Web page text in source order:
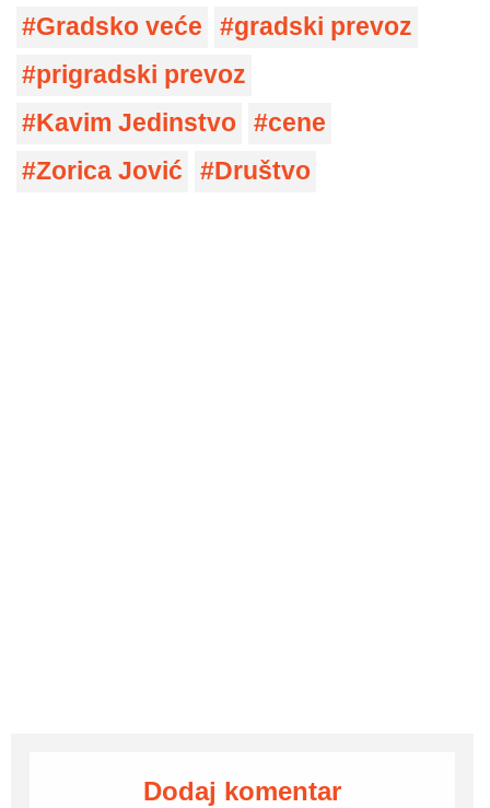
Gradsko veće
gradski prevoz
prigradski prevoz
Kavim Jedinstvo
cene
Zorica Jović
Društvo
Dodaj komentar